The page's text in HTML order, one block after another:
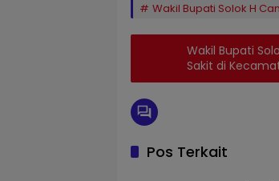
Wakil Bupati Solok H
Wakil Bupati
Sakit di
Pos Terkait
Solok